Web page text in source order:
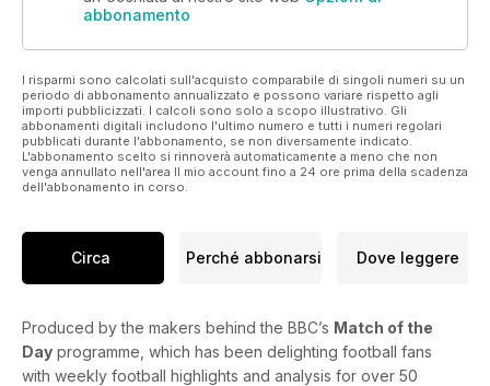
abbonamento
I risparmi sono calcolati sull'acquisto comparabile di singoli numeri su un
periodo di abbonamento annualizzato e possono variare rispetto agli
importi pubblicizzati. I calcoli sono solo a scopo illustrativo. Gli
abbonamenti digitali includono l'ultimo numero e tutti i numeri regolari
pubblicati durante l'abbonamento, se non diversamente indicato.
L'abbonamento scelto si rinnoverà automaticamente a meno che non
venga annullato nell'area Il mio account fino a 24 ore prima della scadenza
dell'abbonamento in corso.
Circa Perché abbonarsi Dove leggere
Produced by the makers behind the BBC’s Match of the
Day programme, which has been delighting football fans
with weekly football highlights and analysis for over 50